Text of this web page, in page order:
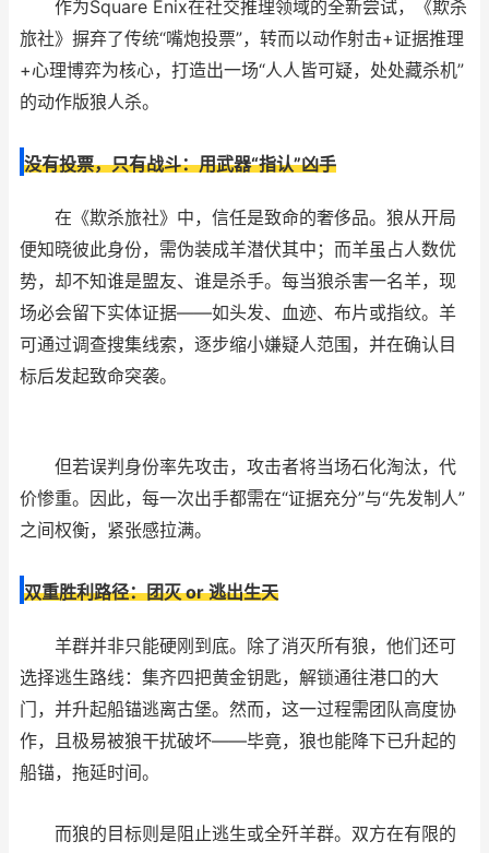
作为Square Enix在社交推理领域的全新尝试，《欺杀
旅社》摒弃了传统“嘴炮投票”，转而以动作射击+证据推理
+心理博弈为核心，打造出一场“人人皆可疑，处处藏杀机”
的动作版狼人杀。
没有投票，只有战斗：用武器“指认”凶手
在《欺杀旅社》中，信任是致命的奢侈品。狼从开局
便知晓彼此身份，需伪装成羊潜伏其中；而羊虽占人数优
势，却不知谁是盟友、谁是杀手。每当狼杀害一名羊，现
场必会留下实体证据——如头发、血迹、布片或指纹。羊
可通过调查搜集线索，逐步缩小嫌疑人范围，并在确认目
标后发起致命突袭。
但若误判身份率先攻击，攻击者将当场石化淘汰，代
价惨重。因此，每一次出手都需在“证据充分”与“先发制人”
之间权衡，紧张感拉满。
双重胜利路径：团灭 or 逃出生天
羊群并非只能硬刚到底。除了消灭所有狼，他们还可
选择逃生路线：集齐四把黄金钥匙，解锁通往港口的大
门，并升起船锚逃离古堡。然而，这一过程需团队高度协
作，且极易被狼干扰破坏——毕竟，狼也能降下已升起的
船锚，拖延时间。
而狼的目标则是阻止逃生或全歼羊群。双方在有限的